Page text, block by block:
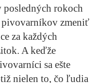
posledných rokoch
pivovarníkov zmeniť
za každých
A keďže
sa ešte
nielen to, čo ľudia